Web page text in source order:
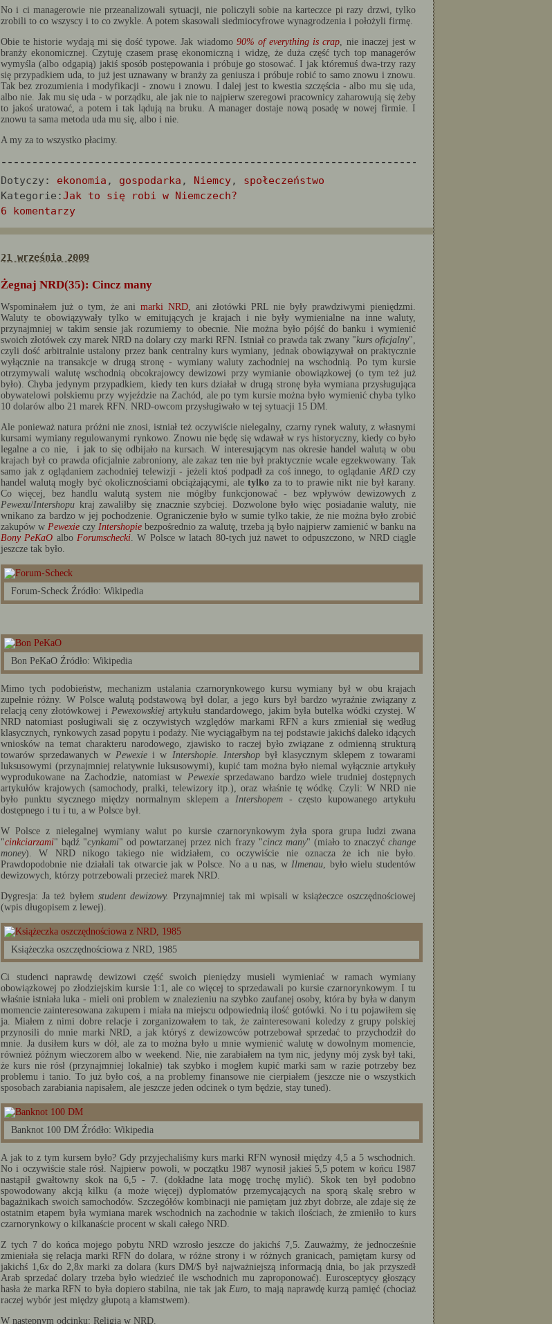
No i ci managerowie nie przeanalizowali sytuacji, nie policzyli sobie na karteczce pi razy drzwi, tylko
zrobili to co wszyscy i to co zwykle. A potem skasowali siedmiocyfrowe wynagrodzenia i położyli firmę.
Obie te historie wydają mi się dość typowe. Jak wiadomo 90% of everything is crap, nie inaczej jest w
branży ekonomicznej. Czytuję czasem prasę ekonomiczną i widzę, że duża część tych top managerów
wymyśla (albo odgapią) jakiś sposób postępowania i próbuje go stosować. I jak któremuś dwa-trzy razy
się przypadkiem uda, to już jest uznawany w branży za geniusza i próbuje robić to samo znowu i znowu.
Tak bez zrozumienia i modyfikacji - znowu i znowu. I dalej jest to kwestia szczęścia - albo mu się uda,
albo nie. Jak mu się uda - w porządku, ale jak nie to najpierw szeregowi pracownicy zaharowują się żeby
to jakoś uratować, a potem i tak lądują na bruku. A manager dostaje nową posadę w nowej firmie. I
znowu ta sama metoda uda mu się, albo i nie.
A my za to wszystko płacimy.
Dotyczy: ekonomia , gospodarka , Niemcy, społeczeństwo
Kategorie:Jak to się robi w Niemczech?
6 komentarzy
21 września 2009
Żegnaj NRD(35): Cincz many
Wspominałem już o tym, że ani marki NRD, ani złotówki PRL nie były prawdziwymi pieniędzmi.
Waluty te obowiązywały tylko w emitujących je krajach i nie były wymienialne na inne waluty,
przynajmniej w takim sensie jak rozumiemy to obecnie. Nie można było pójść do banku i wymienić
swoich złotówek czy marek NRD na dolary czy marki RFN. Istniał co prawda tak zwany "kurs oficjalny",
czyli dość arbitralnie ustalony przez bank centralny kurs wymiany, jednak obowiązywał on praktycznie
wyłącznie na transakcje w drugą stronę - wymiany waluty zachodniej na wschodnią. Po tym kursie
otrzymywali walutę wschodnią obcokrajowcy dewizowi przy wymianie obowiązkowej (o tym też już
było). Chyba jedynym przypadkiem, kiedy ten kurs działał w drugą stronę była wymiana przysługująca
obywatelowi polskiemu przy wyjeździe na Zachód, ale po tym kursie można było wymienić chyba tylko
10 dolarów albo 21 marek RFN. NRD-owcom przysługiwało w tej sytuacji 15 DM.
Ale ponieważ natura próżni nie znosi, istniał też oczywiście nielegalny, czarny rynek waluty, z własnymi
kursami wymiany regulowanymi rynkowo. Znowu nie będę się wdawał w rys historyczny, kiedy co było
legalne a co nie, i jak to się odbijało na kursach. W interesującym nas okresie handel walutą w obu
krajach był co prawda oficjalnie zabroniony, ale zakaz ten nie był praktycznie wcale egzekwowany. Tak
samo jak z oglądaniem zachodniej telewizji - jeżeli ktoś podpadł za coś innego, to oglądanieARDczy
handel walutą mogły być okolicznościami obciążającymi, aletylko za to to prawie nikt nie był karany.
Co więcej, bez handlu walutą system nie mógłby funkcjonować - bez wpływów dewizowych z
Pewexu/Intershopu kraj zawaliłby się znacznie szybciej. Dozwolone było więc posiadanie waluty, nie
wnikano za bardzo w jej pochodzenie. Ograniczenie było w sumie tylko takie, że nie można było zrobić
zakupów w Pewexie czy Intershopie bezpośrednio za walutę, trzeba ją było najpierw zamienić w banku na
Bony PeKaO alboForumschecki. W Polsce w latach 80-tych już nawet to odpuszczono, w NRD ciągle
jeszcze tak było.
Forum-Scheck Źródło: Wikipedia
Bon PeKaO Źródło: Wikipedia
Mimo tych podobieństw, mechanizm ustalania czarnorynkowego kursu wymiany był w obu krajach
zupełnie różny. W Polsce walutą podstawową był dolar, a jego kurs był bardzo wyraźnie związany z
relacją ceny złotówkowej i Pewexowskiejartykułu standardowego, jakim była butelka wódki czystej. W
NRD natomiast posługiwali się z oczywistych względów markami RFN a kurs zmieniał się według
klasycznych, rynkowych zasad popytu i podaży. Nie wyciągałbym na tej podstawie jakichś daleko idących
wniosków na temat charakteru narodowego, zjawisko to raczej było związane z odmienną strukturą
towarów sprzedawanych w Pewexiei w Intershopie. Intershopbył klasycznym sklepem z towarami
luksusowymi (przynajmniej relatywnie luksusowymi), kupić tam można było niemal wyłącznie artykuły
wyprodukowane na Zachodzie, natomiast w Pewexiesprzedawano bardzo wiele trudniej dostępnych
artykułów krajowych (samochody, pralki, telewizory itp.), oraz właśnie tę wódkę. Czyli: W NRD nie
było punktu stycznego między normalnym sklepem a Intershopem- często kupowanego artykułu
dostępnego i tu i tu, a w Polsce był.
W Polsce z nielegalnej wymiany walut po kursie czarnorynkowym żyła spora grupa ludzi zwana
"cinkciarzami" bądź "cynkami" od powtarzanej przez nich frazy "cincz many" (miało to znaczyćchange
money). W NRD nikogo takiego nie widziałem, co oczywiście nie oznacza że ich nie było.
Prawdopodobnie nie działali tak otwarcie jak w Polsce. No a u nas, wIlmenau, było wielu studentów
dewizowych, którzy potrzebowali przecież marek NRD.
Dygresja: Ja też byłem student dewizowy. Przynajmniej tak mi wpisali w książeczce oszczędnościowej
(wpis długopisem z lewej).
Książeczka oszczędnościowa z NRD, 1985
Ci studenci naprawdę dewizowi część swoich pieniędzy musieli wymieniać w ramach wymiany
obowiązkowej po złodziejskim kursie 1:1, ale co więcej to sprzedawali po kursie czarnorynkowym. I tu
właśnie istniała luka - mieli oni problem w znalezieniu na szybko zaufanej osoby, która by była w danym
momencie zainteresowana zakupem i miała na miejscu odpowiednią ilość gotówki. No i tu pojawiłem się
ja. Miałem z nimi dobre relacje i zorganizowałem to tak, że zainteresowani koledzy z grupy polskiej
przynosili do mnie marki NRD, a jak któryś z dewizowców potrzebował sprzedać to przychodził do
mnie. Ja dusiłem kurs w dół, ale za to można było u mnie wymienić walutę w dowolnym momencie,
również późnym wieczorem albo w weekend. Nie, nie zarabiałem na tym nic, jedyny mój zysk był taki,
że kurs nie rósł (przynajmniej lokalnie) tak szybko i mogłem kupić marki sam w razie potrzeby bez
problemu i tanio. To już było coś, a na problemy finansowe nie cierpiałem (jeszcze nie o wszystkich
sposobach zarabiania napisałem, ale jeszcze jeden odcinek o tym będzie, stay tuned).
Banknot 100 DM Źródło: Wikipedia
A jak to z tym kursem było? Gdy przyjechaliśmy kurs marki RFN wynosił między 4,5 a 5 wschodnich.
No i oczywiście stale rósł. Najpierw powoli, w początku 1987 wynosił jakieś 5,5 potem w końcu 1987
nastąpił gwałtowny skok na 6,5 - 7. (dokładne lata mogę trochę mylić). Skok ten był podobno
spowodowany akcją kilku (a może więcej) dyplomatów przemycających na sporą skalę srebro w
bagażnikach swoich samochodów. Szczegółów kombinacji nie pamiętam już zbyt dobrze, ale zdaje się że
ostatnim etapem była wymiana marek wschodnich na zachodnie w takich ilościach, że zmieniło to kurs
czarnorynkowy o kilkanaście procent w skali całego NRD.
Z tych 7 do końca mojego pobytu NRD wzrosło jeszcze do jakichś 7,5. Zauważmy, że jednocześnie
zmieniała się relacja marki RFN do dolara, w różne strony i w różnych granicach, pamiętam kursy od
jakichś 1,6xdo 2,8xmarki za dolara (kurs DM/$ był najważniejszą informacją dnia, bo jak przyszedł
Arab sprzedać dolary trzeba było wiedzieć ile wschodnich mu zaproponować). Eurosceptycy głoszący
hasła że marka RFN to była dopiero stabilna, nie tak jakEuro, to mają naprawdę kurzą pamięć (chociaż
raczej wybór jest między głupotą a kłamstwem).
W następnym odcinku: Religia w NRD.